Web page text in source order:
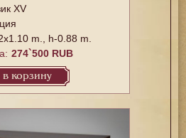
XV
m., h-0.88 m.
274`500 RUB
в корзину